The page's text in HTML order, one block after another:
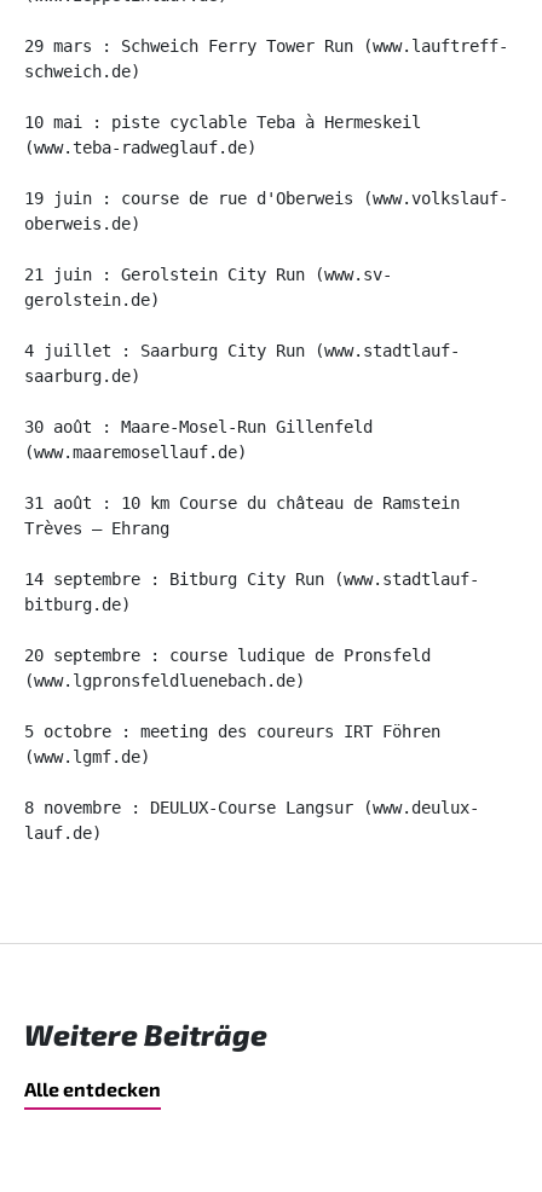
29 mars : Schweich Ferry Tower Run (www.lauftreff-
schweich.de)
10 mai : piste cyclable Teba à Hermeskeil
(www.teba-radweglauf.de)
19 juin : course de rue d'Oberweis (www.volkslauf-
oberweis.de)
21 juin : Gerolstein City Run (www.sv-
gerolstein.de)
4 juillet : Saarburg City Run (www.stadtlauf-
saarburg.de)
30 août : Maare-Mosel-Run Gillenfeld
(www.maaremosellauf.de)
31 août : 10 km Course du château de Ramstein
Trèves – Ehrang
14 septembre : Bitburg City Run (www.stadtlauf-
bitburg.de)
20 septembre : course ludique de Pronsfeld
(www.lgpronsfeldluenebach.de)
5 octobre : meeting des coureurs IRT Föhren
(www.lgmf.de)
8 novembre : DEULUX-Course Langsur (www.deulux-
lauf.de)
Weitere Beiträge
Alle entdecken